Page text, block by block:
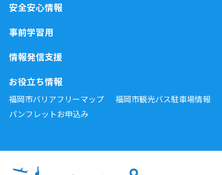
安全安心情報
事前学習用
情報発信支援
お役立ち情報
福岡市バリアフリーマップ
福岡市観光バス駐車場情報
パンフレットお申込み